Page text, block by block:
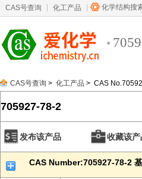
CAS号查询 化工产品 化学结构搜
CAS号查询 > 化工产品 > CAS
705927-78-2
发布该产品 收藏该产
CAS Number:705927-78-2